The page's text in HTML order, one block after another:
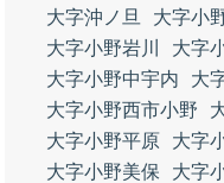
大字沖ノ旦
大字小
大字小野岩川
大字
大字小野中宇内
大
大字小野西市小野
大字小野平原
大字
大字小野美保
大字